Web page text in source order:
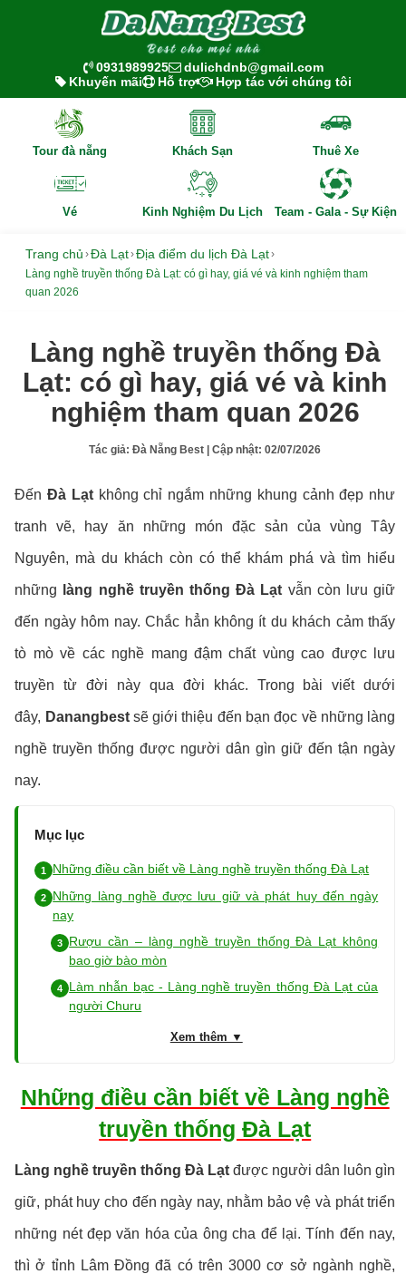
0931989925
dulichdnb@gmail.com
Khuyến mãi
Hỗ trợ Hợp tác với chúng tôi
Tour đà nẵng Khách Sạn Thuê Xe
Vé Kinh Nghiệm Du Lịch Team - Gala - Sự Kiện
Trang chủ ›Đà Lạt›Địa điểm du lịch Đà Lạt›
Làng nghề truyền thống Đà Lạt: có gì hay, giá vé và kinh nghiệm tham
quan 2026
Làng nghề truyền thống Đà
Lạt: có gì hay, giá vé và kinh
nghiệm tham quan 2026
Tác giả:Đà Nẵng Best | Cập nhật:02/07/2026
ĐếnĐà Lạtkhông chỉ ngắm những khung cảnh đẹp như
tranh vẽ, hay ăn những món đặc sản của vùng Tây
Nguyên, mà du khách còn có thể khám phá và tìm hiểu
những làng nghề truyền thống Đà Lạt vẫn còn lưu giữ
đến ngày hôm nay. Chắc hẳn không ít du khách cảm thấy
tò mò về các nghề mang đậm chất vùng cao được lưu
truyền từ đời này qua đời khác. Trong bài viết dưới
đây, Danangbestsẽ giới thiệu đến bạn đọc về những làng
nghề truyền thống được người dân gìn giữ đến tận ngày
nay.
Mục lục
Những điều cần biết về Làng nghề truyền thống Đà Lạt
Những làng nghề được lưu giữ và phát huy đến ngày
nay
Rượu cần – làng nghề truyền thống Đà Lạt không
bao giờ bào mòn
Làm nhẫn bạc - Làng nghề truyền thống Đà Lạt của
người Churu
Xem thêm ▼
Những điều cần biết về Làng nghề
truyền thống Đà Lạt
Làng nghề truyền thống Đà Lạt được người dân luôn gìn
giữ, phát huy cho đến ngày nay, nhằm bảo vệ và phát triển
những nét đẹp văn hóa của ông cha để lại. Tính đến nay,
thì ở tỉnh Lâm Đồng đã có trên 3000 cơ sở ngành nghề,